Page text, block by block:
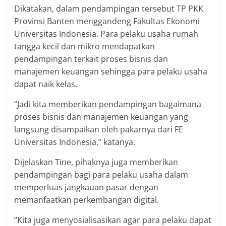
Dikatakan, dalam pendampingan tersebut TP PKK
Provinsi Banten menggandeng Fakultas Ekonomi
Universitas Indonesia. Para pelaku usaha rumah
tangga kecil dan mikro mendapatkan
pendampingan terkait proses bisnis dan
manajemen keuangan sehingga para pelaku usaha
dapat naik kelas.
“Jadi kita memberikan pendampingan bagaimana
proses bisnis dan manajemen keuangan yang
langsung disampaikan oleh pakarnya dari FE
Universitas Indonesia,” katanya.
Dijelaskan Tine, pihaknya juga memberikan
pendampingan bagi para pelaku usaha dalam
memperluas jangkauan pasar dengan
memanfaatkan perkembangan digital.
“Kita juga menyosialisasikan agar para pelaku dapat